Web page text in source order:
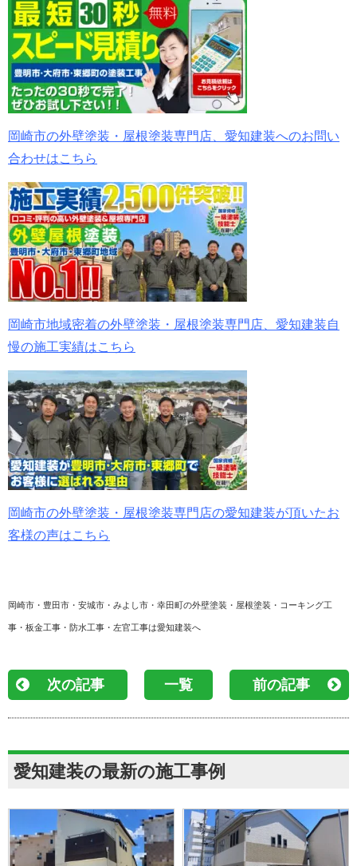
岡崎市の外壁塗装・屋根塗装専門店、愛知建装へのお問い
合わせはこちら
岡崎市地域密着の外壁塗装・屋根塗装専門店、愛知建装自
慢の施工実績はこちら
岡崎市の外壁塗装・屋根塗装専門店の愛知建装が頂いたお
客様の声はこちら
岡崎市・豊田市・安城市・みよし市・幸田町の外壁塗装・屋根塗装・コーキング工
事・板金工事・防水工事・左官工事は愛知建装へ
次の記事 一覧 前の記事
愛知建装の最新の施工事例